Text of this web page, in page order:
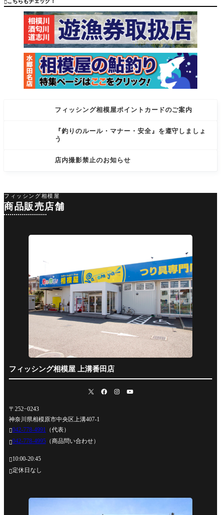

フィッシング相模屋ポイントカードのご案内
『釣りのルール・マナー・安全』を遵守しましょ
う
店内撮影禁止のお知らせ
太、尾長1
枚ずつ
チェック
フィッシング相模屋
商品販売店舗
フィッシング相模屋 上溝番田店
〒252−0243
神奈川県相模原市中央区上溝407-1
042-778-4991 （代表）
042-778-4995 （商品問い合わせ）
10:00-20:45
定休日なし